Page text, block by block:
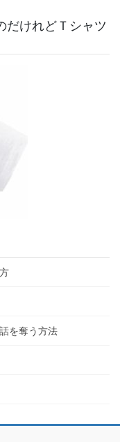
だけれどＴシャツ
を奪う方法